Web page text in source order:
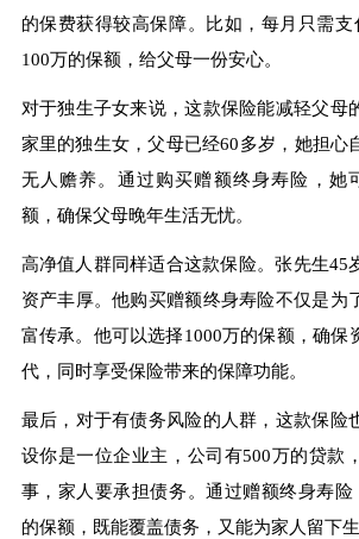
的保费获得较高保障。比如，每月只需支
100万的保额，给父母一份安心。
对于独生子女来说，这款保险能减轻父母
家里的独生女，父母已经60多岁，她担心
无人赡养。通过购买赠额终身寿险，她
额，确保父母晚年生活无忧。
高净值人群同样适合这款保险。张先生45
资产丰厚。他购买赠额终身寿险不仅是为
富传承。他可以选择1000万的保额，确保
代，同时享受保险带来的保障功能。
最后，对于有债务风险的人群，这款保险
设你是一位企业主，公司有500万的贷款
事，家人要承担债务。通过赠额终身寿险
的保额，既能覆盖债务，又能为家人留下生